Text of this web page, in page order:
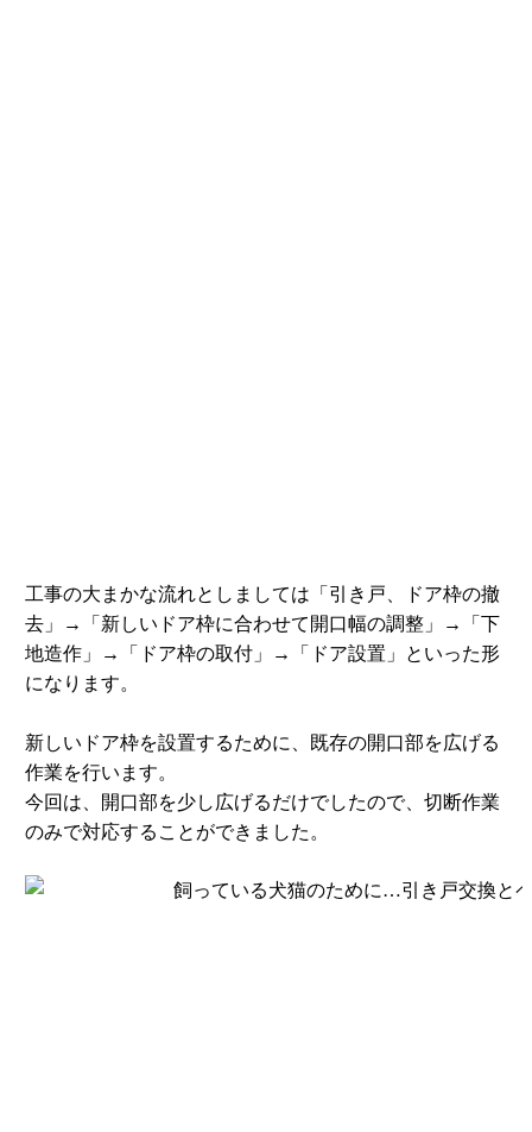
工事の大まかな流れとしましては「引き戸、ドア枠の撤
去」→「新しいドア枠に合わせて開口幅の調整」→「下
地造作」→「ドア枠の取付」→「ドア設置」といった形
になります。
新しいドア枠を設置するために、既存の開口部を広げる
作業を行います。
今回は、開口部を少し広げるだけでしたので、切断作業
のみで対応することができました。